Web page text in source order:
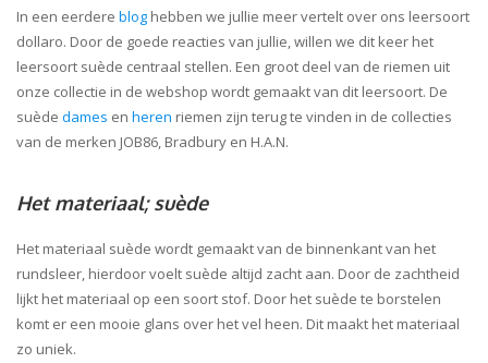
In een eerdere blog hebben we jullie meer vertelt over ons leersoort
dollaro. Door de goede reacties van jullie, willen we dit keer het
leersoort suède centraal stellen. Een groot deel van de riemen uit
onze collectie in de webshop wordt gemaakt van dit leersoort. De
suède dames en heren riemen zijn terug te vinden in de collecties
van de merken JOB86, Bradbury en H.A.N.
Het materiaal; suède
Het materiaal suède wordt gemaakt van de binnenkant van het
rundsleer, hierdoor voelt suède altijd zacht aan. Door de zachtheid
lijkt het materiaal op een soort stof. Door het suède te borstelen
komt er een mooie glans over het vel heen. Dit maakt het materiaal
zo uniek.